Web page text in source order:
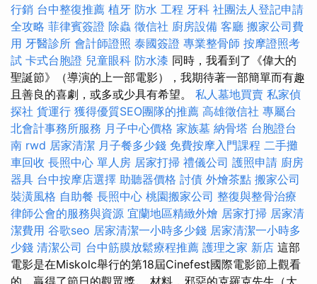
行銷 台中整復推薦 植牙 防水 工程 牙科 社團法人登記申請
全攻略 菲律賓簽證 除蟲 徵信社 廚房設備 客廳 搬家公司費
用 牙醫診所 會計師證照 泰國簽證 專業整骨師 按摩證照考
試 卡式台胞證 兒童眼科 防水漆 同時，我看到了《偉大的
聖誕節》（導演的上一部電影），我期待著一部簡單而有趣
且善良的喜劇，或多或少具有希望。 私人墓地買賣 私家偵
探社 貨運行 獲得優質SEO團隊的推薦 高雄徵信社 專屬台
北會計事務所服務 月子中心價格 家族墓 納骨塔 台胞證台
南 rwd 居家清潔 月子餐多少錢 免費按摩入門課程 二手攤
車回收 長照中心 單人房 居家打掃 禮儀公司 護照申請 廚房
器具 台中按摩店選擇 助聽器價格 討債 外燴茶點 搬家公司
裝潢風格 自助餐 長照中心 桃園搬家公司 整復與整骨治療
律師公會的服務與資源 宜蘭地區精緻外燴 居家打掃 居家清
潔費用 谷歌seo 居家清潔一小時多少錢 居家清潔一小時多
少錢 清潔公司 台中筋膜放鬆療程推薦 護理之家 新店 這部
電影是在Miskolc舉行的第18屆Cinefest國際電影節上觀看
的，贏得了節日的觀眾獎。 材料，邪惡的克羅克先生（大